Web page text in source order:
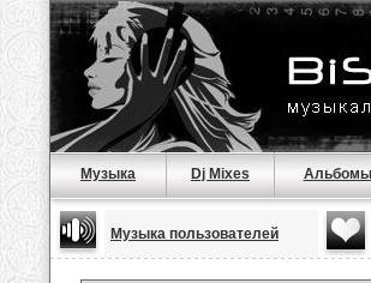
Музыка Dj Mixes Альбомы
Музыка пользователей